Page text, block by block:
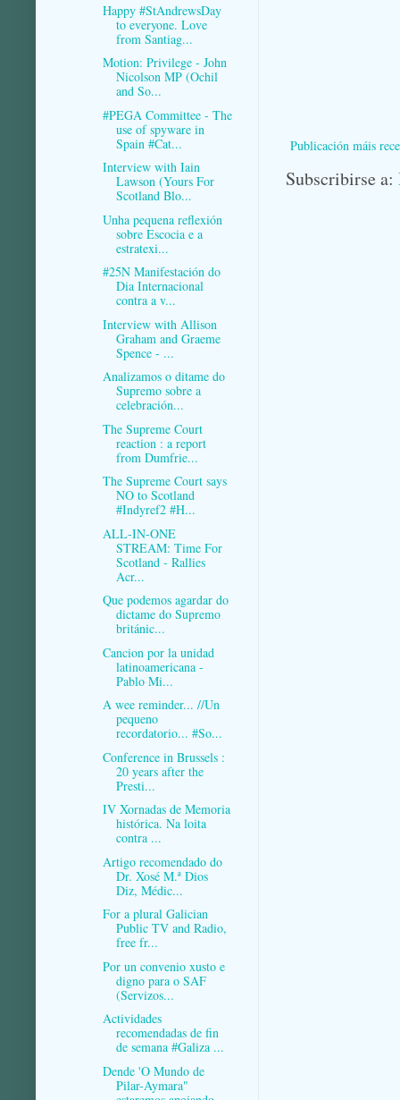
Publicación máis
Subscribirse a:
Happy #StAndrewsDay
to everyone. Love
from Santiag...
Motion: Privilege - John
Nicolson MP (Ochil
and So...
#PEGA Committee - The
use of spyware in
Spain #Cat...
Interview with Iain
Lawson (Yours For
Scotland Blo...
Unha pequena reflexión
sobre Escocia e a
estratexi...
#25N Manifestación do
Dia Internacional
contra a v...
Interview with Allison
Graham and Graeme
Spence - ...
Analizamos o ditame do
Supremo sobre a
celebración...
The Supreme Court
reaction : a report
from Dumfrie...
The Supreme Court says
NO to Scotland
#Indyref2 #H...
ALL-IN-ONE
STREAM: Time For
Scotland - Rallies
Acr...
Que podemos agardar do
dictame do Supremo
británic...
Cancion por la unidad
latinoamericana -
Pablo Mi...
A wee reminder... //Un
pequeno
recordatorio... #So...
Conference in Brussels :
20 years after the
Presti...
IV Xornadas de Memoria
histórica. Na loita
contra ...
Artigo recomendado do
Dr. Xosé M.ª Dios
Diz, Médic...
For a plural Galician
Public TV and Radio,
free fr...
Por un convenio xusto e
digno para o SAF
(Servizos...
Actividades
recomendadas de fin
de semana #Galiza ...
Dende 'O Mundo de
Pilar-Aymara"